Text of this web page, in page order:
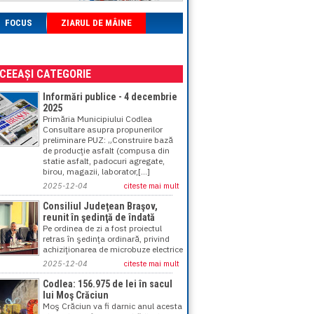
FOCUS ZIARUL DE MÂINE
CATEGORIE
Informări publice - 4 decembrie
2025
Primăria Municipiului Codlea
Consultare asupra propunerilor
preliminare PUZ: „Construire bază
de producţie asfalt (compusa din
statie asfalt, padocuri agregate,
birou, magazii, laborator,[...]
2025-12-04 citeste mai mult
Consiliul Judeţean Braşov,
reunit în şedinţă de îndată
Pe ordinea de zi a fost proiectul
retras în şedinţa ordinară, privind
achiziţionarea de microbuze electrice
2025-12-04 citeste mai mult
Codlea: 156.975 de lei în sacul
lui Moş Crăciun
Moş Crăciun va fi darnic anul acesta